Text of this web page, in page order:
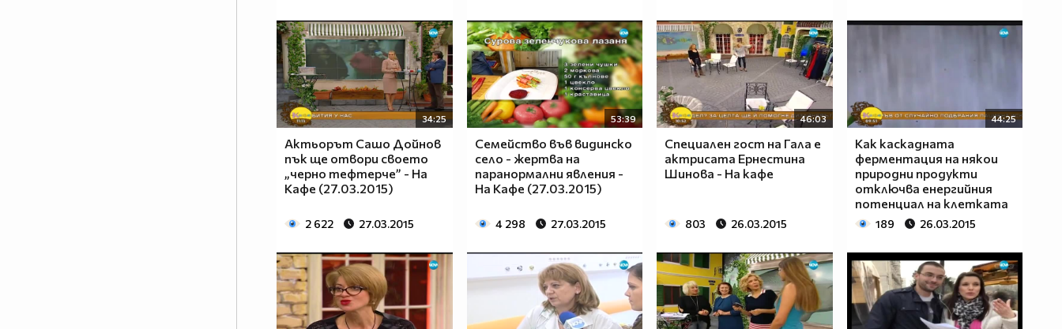
34:25
Актьорът Сашо Дойнов
пък ще отвори своето
„черно тефтерче” - На
Кафе (27.03.2015)
2 622 27.03.2015
53:39
Семейство във видинско
село - жертва на
паранормални явления -
На Кафе (27.03.2015)
4 298 27.03.2015
46:03
Специален гост на Гала е
актрисата Ернестина
Шинова - На кафе
803 26.03.2015
44:25
Как каскадната
ферментация на някои
природни продукти
отключва енергийния
потенциал на клетката
189 26.03.2015